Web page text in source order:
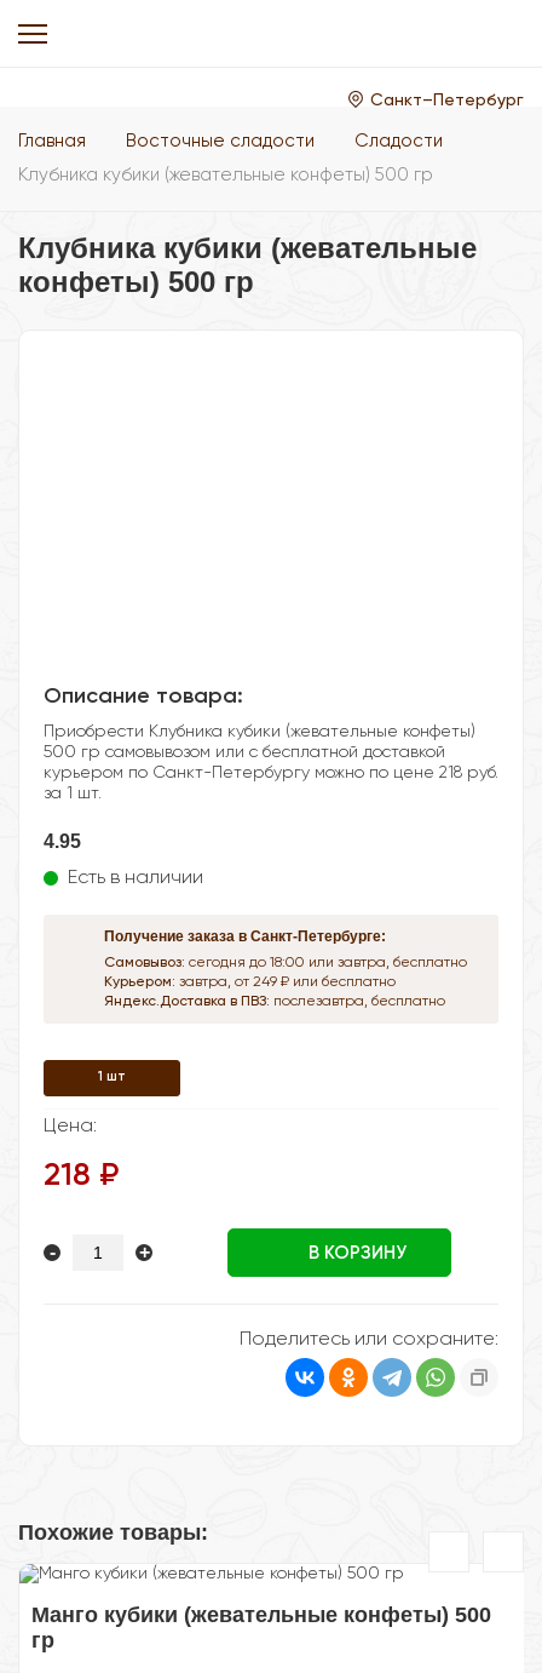
Санкт–Петербург
Главная Восточные сладости
Сладости
Клубника кубики (жевательные конфеты) 500 гр
Клубника кубики (жевательные
конфеты) 500 гр
Описание товара:
Приобрести Клубника кубики (жевательные конфеты)
500 гр самовывозом или с бесплатной доставкой
курьером по Санкт-Петербургу можно по цене 218 руб.
за 1 шт.
4.95
Есть в наличии
Получение заказа в Санкт-Петербурге:
Самовывоз: сегодня до 18:00 или завтра, бесплатно
Курьером: завтра, от 249 ₽ или бесплатно
Яндекс.Доставка в ПВЗ: послезавтра, бесплатно
1 шт
Цена:
218 ₽
- + В КОРЗИНУ
Поделитесь или сохраните:
Похожие товары:
Манго кубики (жевательные конфеты) 500
гр